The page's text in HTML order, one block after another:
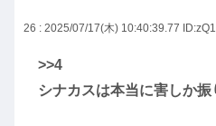
26 : 2025/07/17(木) 10:40:39.77
>>4
シナカスは本当に害しか